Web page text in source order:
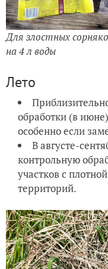
Для злостных
на 4 л воды
Лето
обработки (в
особенно если
В августе-
контрольную
участков с
территорий.